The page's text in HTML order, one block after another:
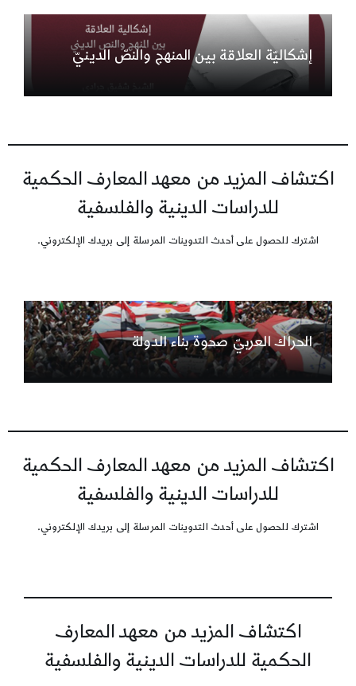
إشكاليّة العلاقة بين المنهج والنصّ الدينيّ
اكتشاف المزيد من معهد المعارف الحكمية
للدراسات الدينية والفلسفية
اشترك للحصول على أحدث التدوينات المرسلة إلى بريدك الإلكتروني.
الحراك العربيّ صحوة بناء الدولة
اكتشاف المزيد من معهد المعارف الحكمية
للدراسات الدينية والفلسفية
اشترك للحصول على أحدث التدوينات المرسلة إلى بريدك الإلكتروني.
اكتشاف المزيد من معهد المعارف
الحكمية للدراسات الدينية والفلسفية